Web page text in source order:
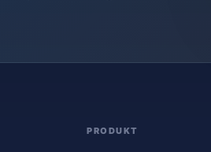
PRODUKT